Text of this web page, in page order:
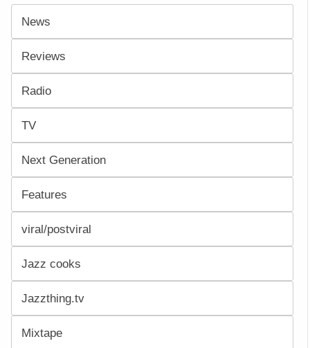
News
Reviews
Radio
TV
Next Generation
Features
viral/postviral
Jazz cooks
Jazzthing.tv
Mixtape